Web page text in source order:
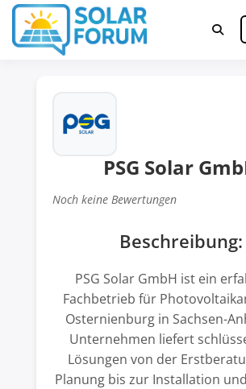
Zum
Inhalt
springen
Solar
gewerbliche
PSG Solar
Noch keine Bewertungen
Beschreibung:
PSG Solar GmbH ist ein
Fachbetrieb für
Osternienburg in Sachsen-
Unternehmen liefert
Lösungen von der
Planung bis zur Installation